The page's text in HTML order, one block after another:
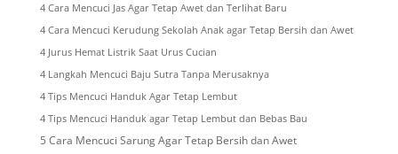
4 Cara Mencuci Jas Agar Tetap Awet dan Terlihat Baru
4 Cara Mencuci Kerudung Sekolah Anak agar Tetap Bersih dan Awet
4 Jurus Hemat Listrik Saat Urus Cucian
4 Langkah Mencuci Baju Sutra Tanpa Merusaknya
4 Tips Mencuci Handuk Agar Tetap Lembut
4 Tips Mencuci Handuk agar Tetap Lembut dan Bebas Bau
5 Cara Mencuci Sarung Agar Tetap Bersih dan Awet